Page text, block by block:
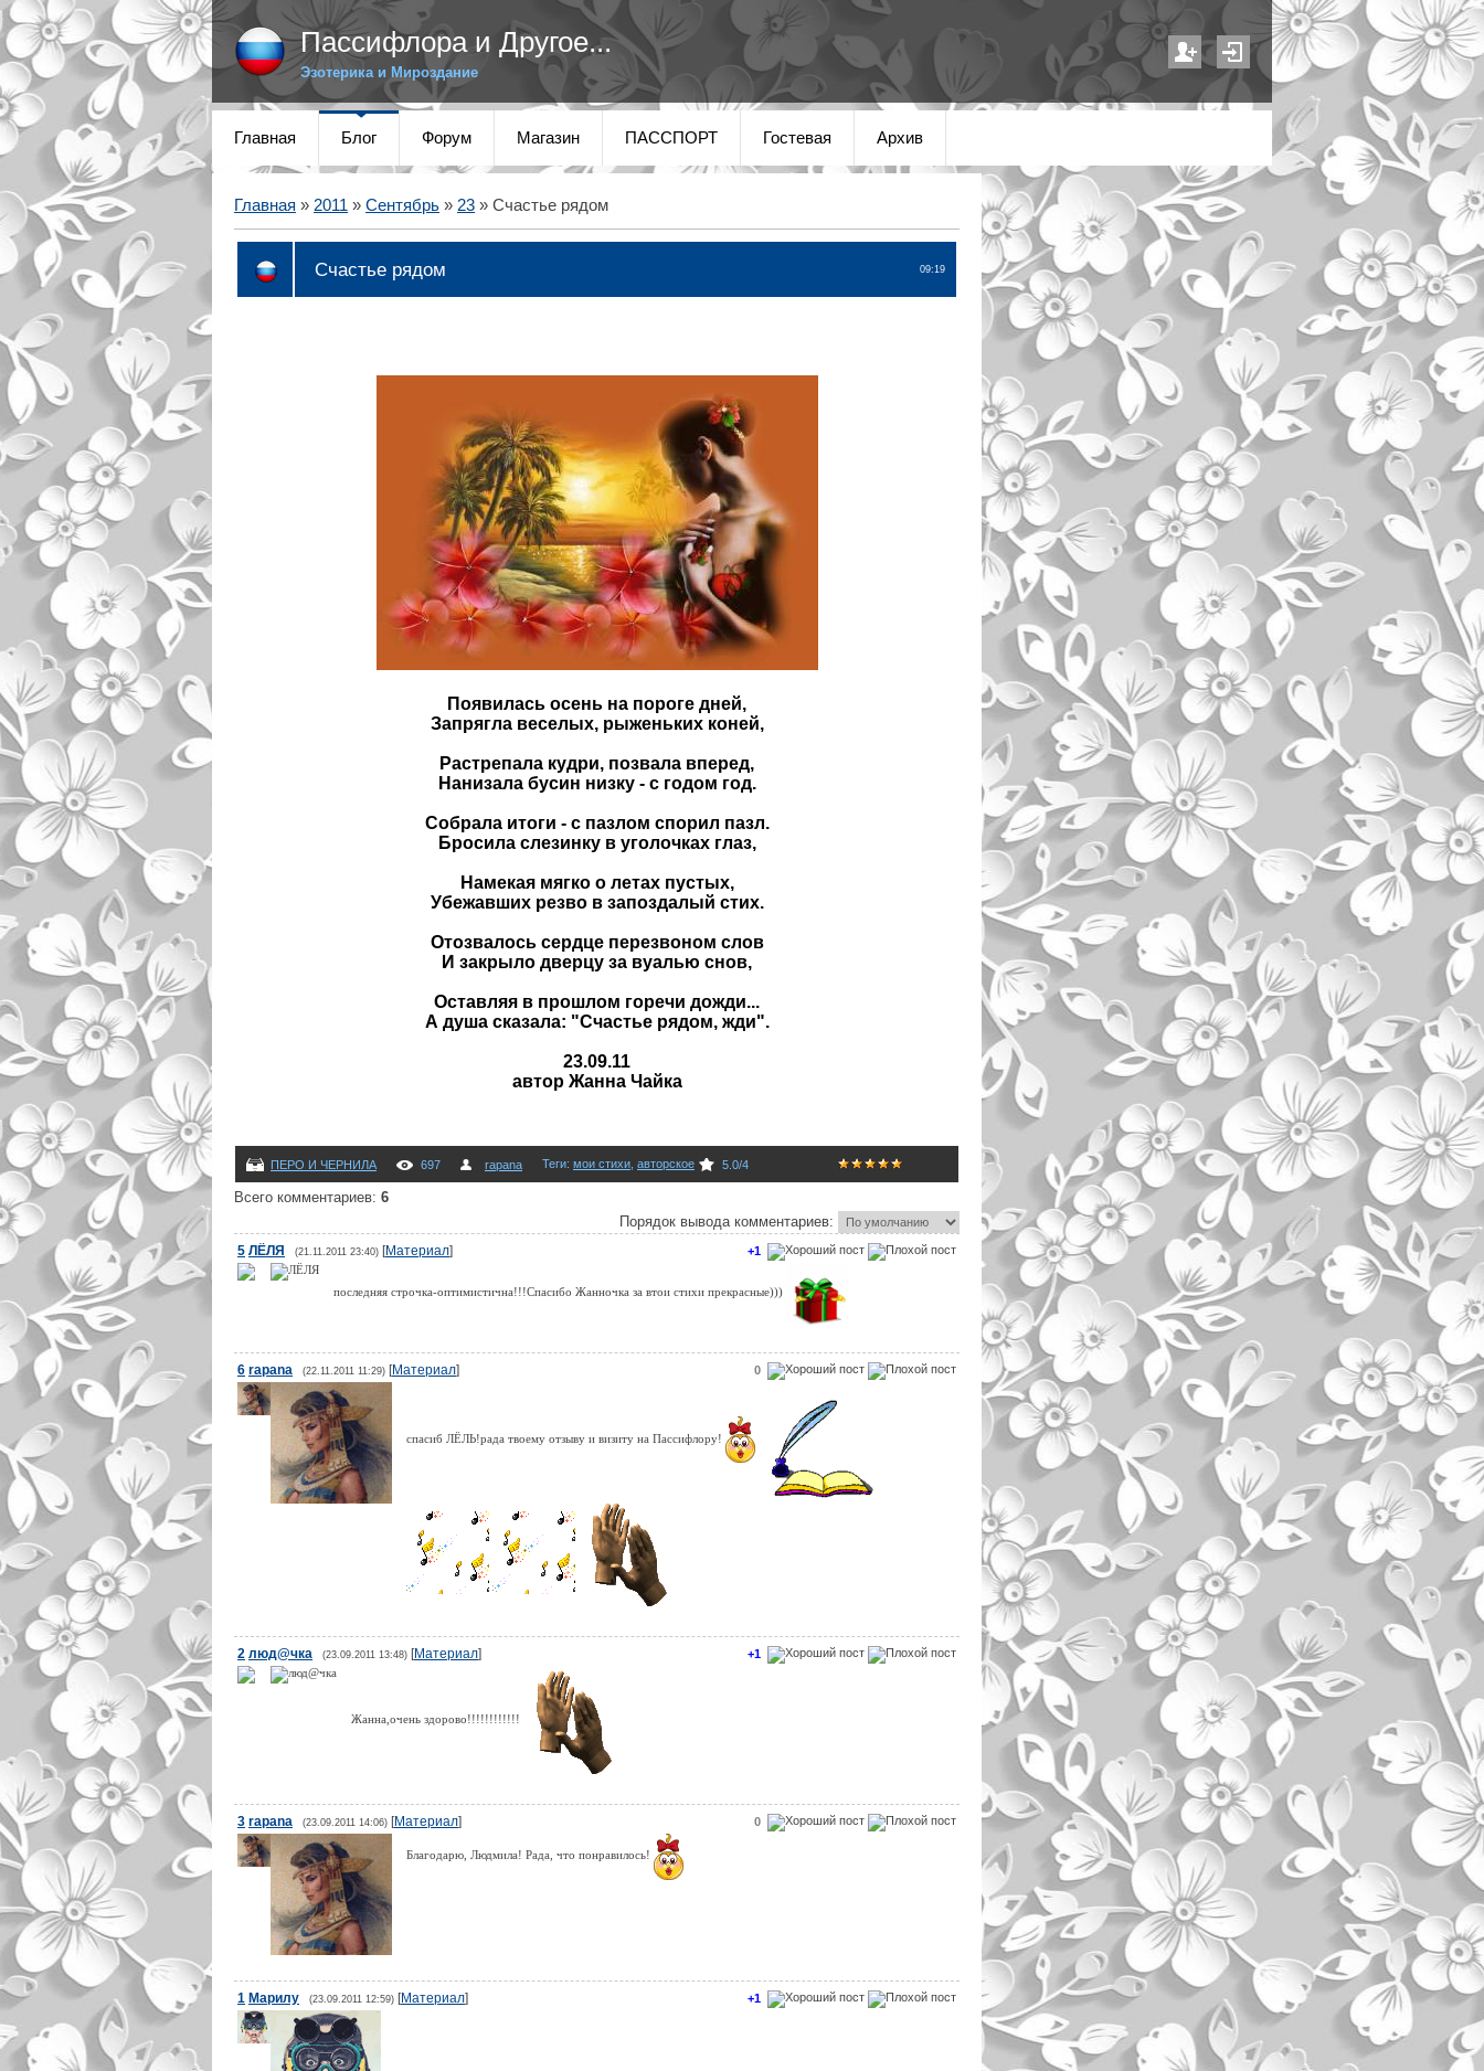
Пассифлора и Другое...
Эзотерика и Мироздание
Главная Блог Форум Магазин ПАССПОРТ Гостевая Архив
Главная » 2011 » Сентябрь » 23 » Счастье рядом
09:19
Счастье рядом
Появилась осень на пороге дней,
Запрягла веселых, рыженьких коней,
Растрепала кудри, позвала вперед,
Нанизала бусин низку - с годом год.
Собрала итоги - с пазлом спорил пазл.
Бросила слезинку в уголочках глаз,
Намекая мягко о летах пустых,
Убежавших резво в запоздалый стих.
Отозвалось сердце перезвоном слов
И закрыло дверцу за вуалью снов,
Оставляя в прошлом горечи дожди...
А душа сказала: "Cчастье рядом, жди".
23.09.11
автор Жанна Чайка
ПЕРО И ЧЕРНИЛА 697 rapana Теги: мои стихи авторское 5.0/4
Всего комментариев: 6
Порядок вывода комментариев:
+1
5 ЛЁЛЯ (21.11.2011 23:40) [Материал]
последняя строчка-оптимистична!!!Спасибо Жанночка за втои стихи прекрасные)))
0
6 rapana (22.11.2011 11:29) [Материал]
спасиб ЛЁЛЬ!рада твоему отзыву и визиту на Пассифлору!
+1
2 люд@чка (23.09.2011 13:48) [Материал]
Жанна,очень здорово!!!!!!!!!!!!
0
3 rapana (23.09.2011 14:06) [Материал]
Благодарю, Людмила! Рада, что понравилось!
+1
1 Марилу (23.09.2011 12:59) [Материал]